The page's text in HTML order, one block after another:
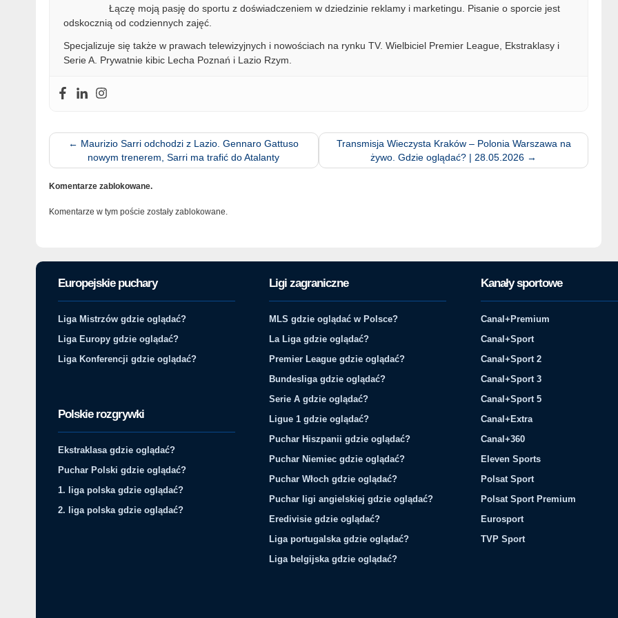
Łączę moją pasję do sportu z doświadczeniem w dziedzinie reklamy i marketingu. Pisanie o sporcie jest
odskocznią od codziennych zajęć.
Specjalizuje się także w prawach telewizyjnych i nowościach na rynku TV. Wielbiciel Premier League, Ekstraklasy i
Serie A. Prywatnie kibic Lecha Poznań i Lazio Rzym.
← Maurizio Sarri odchodzi z Lazio. Gennaro Gattuso
nowym trenerem, Sarri ma trafić do Atalanty
Transmisja Wieczysta Kraków – Polonia Warszawa na
żywo. Gdzie oglądać? | 28.05.2026 →
Komentarze zablokowane.
Komentarze w tym poście zostały zablokowane.
Europejskie puchary
Liga Mistrzów gdzie oglądać?
Liga Europy gdzie oglądać?
Liga Konferencji gdzie oglądać?
Polskie rozgrywki
Ekstraklasa gdzie oglądać?
Puchar Polski gdzie oglądać?
1. liga polska gdzie oglądać?
2. liga polska gdzie oglądać?
Ligi zagraniczne
MLS gdzie oglądać w Polsce?
La Liga gdzie oglądać?
Premier League gdzie oglądać?
Bundesliga gdzie oglądać?
Serie A gdzie oglądać?
Ligue 1 gdzie oglądać?
Puchar Hiszpanii gdzie oglądać?
Puchar Niemiec gdzie oglądać?
Puchar Włoch gdzie oglądać?
Puchar ligi angielskiej gdzie oglądać?
Eredivisie gdzie oglądać?
Liga portugalska gdzie oglądać?
Liga belgijska gdzie oglądać?
Kanały sportowe
Canal+Premium
Canal+Sport
Canal+Sport 2
Canal+Sport 3
Canal+Sport 5
Canal+Extra
Canal+360
Eleven Sports
Polsat Sport
Polsat Sport Premium
Eurosport
TVP Sport